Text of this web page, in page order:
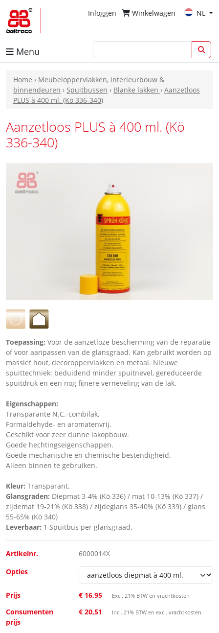
Inloggen Winkelwagen NL
Menu
Home › Meubeloppervlakken, interieurbouw &
binnendeuren › Spuitbussen › Blanke lakken › Aanzetloos
PLUS à 400 ml. (Kö 336-340)
Aanzetloos PLUS à 400 ml. (Kö
336-340)
Toepassing: Voor de aanzetloze bescherming van de reparatie
of voor aanpassen van de glansgraad. Kan gebruikt worden op
massief hout, decoroppervlakken en metaal. Nieuwe
spuittechniek: beduidend minder spuitnevel, gereduceerde
spuitdruk en een nog fijnere verneveling van de lak.
Eigenschappen:
Transparante N.C.-combilak.
Formaldehyde- en aromatenvrij.
Geschikt voor zeer dunne lakopbouw.
Goede hechtingseigenschappen.
Goede mechanische en chemische bestendigheid.
Alleen binnen te gebruiken.
Kleur: Transparant.
Glansgraden: Diepmat 3-4% (Kö 336) / mat 10-13% (Kö 337) /
zijdemat 19-21% (Kö 338) / zijdeglans 35-40% (Kö 339) / glans
55-65% (Kö 340)
Leverbaar: 1 Spuitbus per glansgraad.
Artikelnr.
6000014X
Opties
Prijs € 16,95 Excl. 21% BTW en vrachtkosten
Consumenten
prijs
€ 20,51 Incl. 21% BTW en excl. vrachtkosten